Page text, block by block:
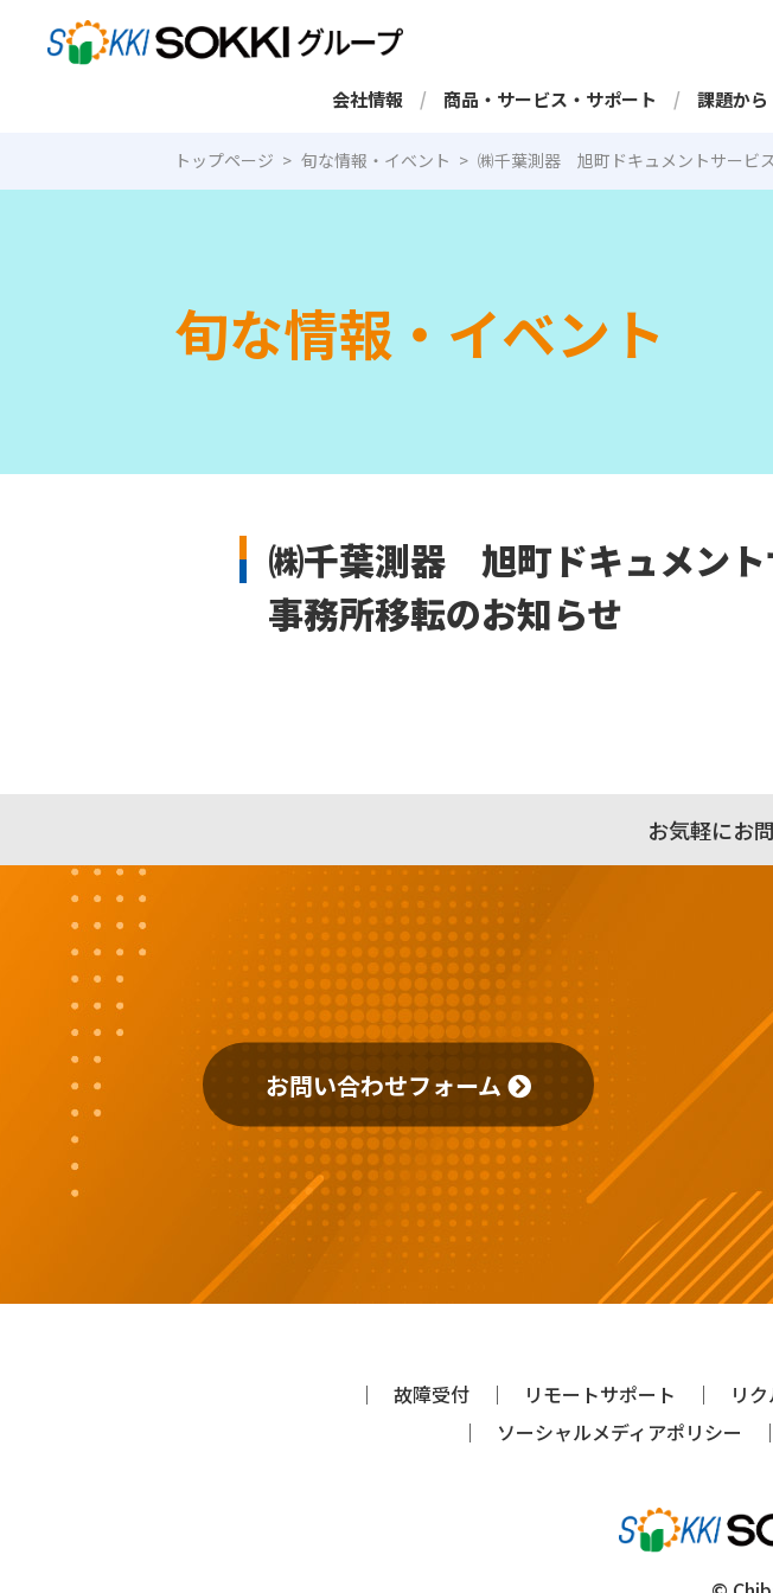
会社情報 商品・サービス・サポート 課題から
トップページ 旬な情報・イベント ㈱千葉測器 旭町ドキュメントサービ
旬な情報・イベント
㈱千葉測器 旭町ドキュメント
事務所移転のお知らせ
お気軽にお
お問い合わせフォーム
故障受付 リモートサポート リ
ソーシャルメディアポリシー